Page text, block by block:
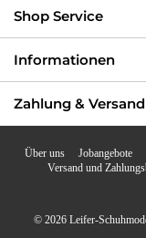
Shop Service
Informationen
Zahlung & Versand
Über uns Jobangebote
Versand und
© 2026 Leifer-